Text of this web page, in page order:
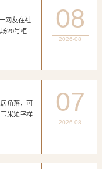
网友在社
20号柜
08
2026-08
角落，可
米须字样
07
2026-08